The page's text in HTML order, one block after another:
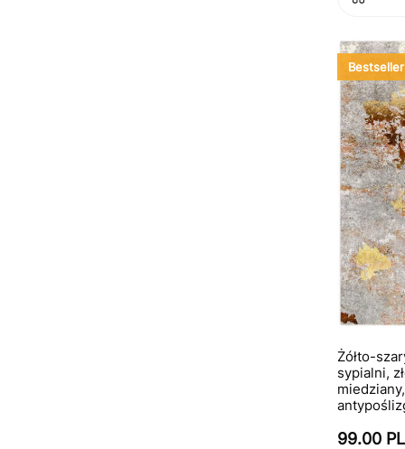
Bestseller
Żółto-
sypialni,
99.00